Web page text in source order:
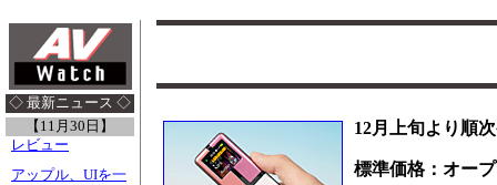
◇ 最新ニュース ◇
【11月30日】
レビュー
アップル、UIを一
12月上旬より順
標準価格：オー